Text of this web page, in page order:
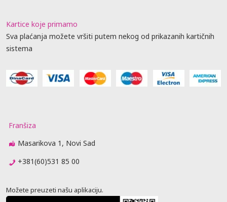
Kartice koje primamo
Sva plaćanja možete vršiti putem nekog od prikazanih kartičnih
sistema
Franšiza
Masarikova 1, Novi Sad
+381(60)531 85 00
Možete preuzeti našu aplikaciju.